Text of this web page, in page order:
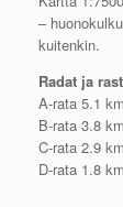
–
kuitenkin.
Radat ja
A-rata 5.1
B-rata 3.8
C-rata 2.9
D-rata 1.8